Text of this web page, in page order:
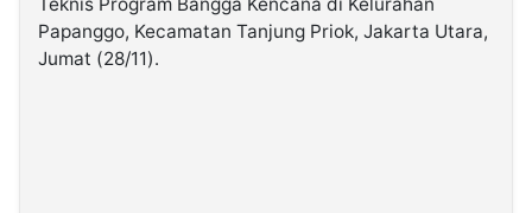
Kabarbaru.co
Teknis Program Bangga Kencana di Kelurahan
Papanggo, Kecamatan Tanjung Priok, Jakarta Utara,
Jumat (28/11).